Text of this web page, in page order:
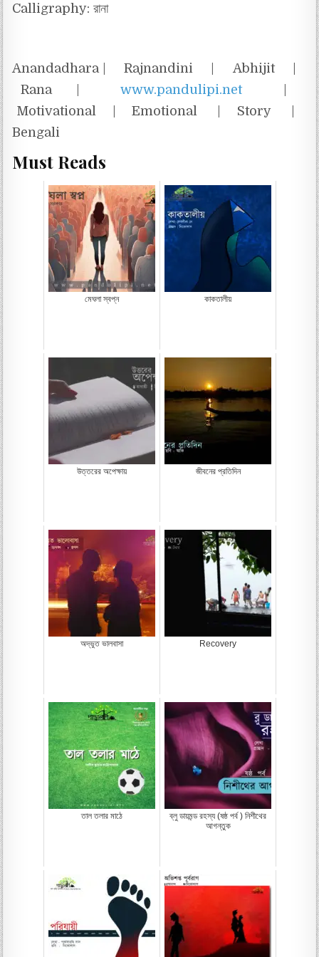
Calligraphy: রানা
Anandadhara | Rajnandini | Abhijit |
Rana |www.pandulipi.net|
Motivational | Emotional | Story |
Bengali
Must Reads
মেঘলা স্বপ্ন কাকতালীয়
উত্তরের অপেক্ষায় জীবনের প্রতিদিন
অদ্ভুত ভালবাসা Recovery
তাল তলার মাঠে
ব্লু ডায়মন্ড রহস্য (ষষ্ঠ পর্ব ) নিশীথের
আগন্তুক